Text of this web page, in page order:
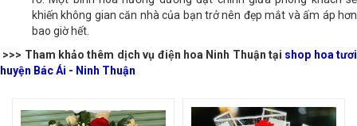
rỡ. Một bình hoa hướng dương đặt chính giữa phòng khách sẽ
khiến không gian căn nhà của bạn trở nên đẹp mắt và ấm áp hơn
bao giờ hết.
>>> Tham khảo thêm dịch vụ điện hoa Ninh Thuận tại
shop hoa tươi
huyện Bác Ái - Ninh Thuận